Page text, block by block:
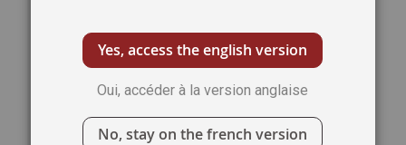
Yes, access the english version
Oui, accéder à la version anglaise
No, stay on the french version